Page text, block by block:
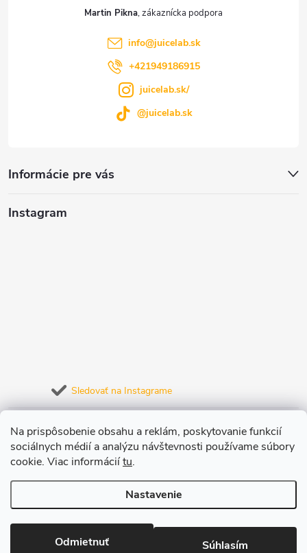
Na prispôsobenie obsahu a reklám, poskytovanie funkcií
sociálnych médií a analýzu návštevnosti používame súbory
cookie. Viac informáciítu.
Nastavenie
Odmietnuť Súhlasím
Informácie pre vás
Martin Pikna
info@juicelab.sk
+421949186915
juicelab.sk/
@juicelab.sk
Instagram
Sledovať na Instagrame
Prijímame online platby
Copyright 2026JuiceLab.sk. Všetky práva vyhradené.Upraviť nastavenie
cookies